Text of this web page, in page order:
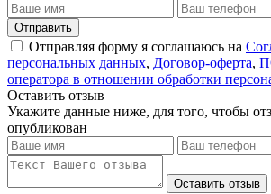
Отправить
Отправляя форму я соглашаюсь на
персональных данных, Договор-оферта,
оператора в отношении обработки
Оставить отзыв
Укажите данные ниже, для того, чтобы
опубликован
Оставить отзыв